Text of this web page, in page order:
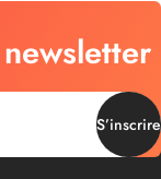
S’inscrire